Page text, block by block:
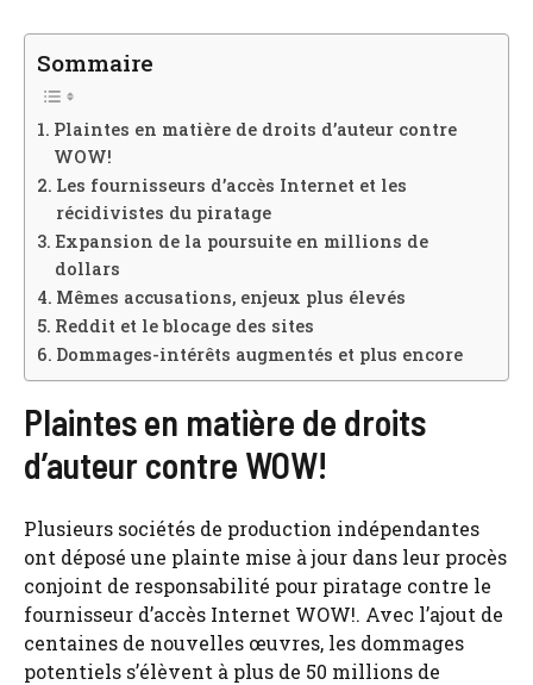
Sommaire
Plaintes en matière de droits d’auteur contre
WOW!
Les fournisseurs d’accès Internet et les
récidivistes du piratage
Expansion de la poursuite en millions de
dollars
Mêmes accusations, enjeux plus élevés
Reddit et le blocage des sites
Dommages-intérêts augmentés et plus encore
Plaintes en matière de droits
d’auteur contre WOW!
Plusieurs sociétés de production indépendantes
ont déposé une plainte mise à jour dans leur procès
conjoint de responsabilité pour piratage contre le
fournisseur d’accès Internet WOW!. Avec l’ajout de
centaines de nouvelles œuvres, les dommages
potentiels s’élèvent à plus de 50 millions de